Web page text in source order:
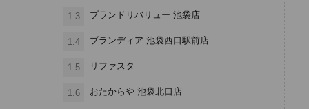
1.3 ブランドリバリュー 池袋店
1.4 ブランディア 池袋西口駅前店
1.5 リファスタ
1.6 おたからや 池袋北口店